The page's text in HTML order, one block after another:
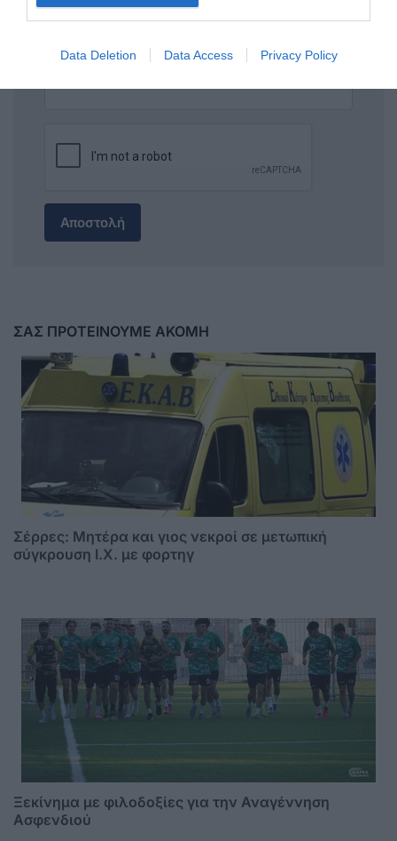
Data Deletion Data Access Privacy Policy
Αποστολή
ΣΑΣ ΠΡΟΤΕΙΝΟΥΜΕ ΑΚΟΜΗ
Σέρρες: Μητέρα και γιος νεκροί σε μετωπική
σύγκρουση Ι.Χ. με φορτηγ
Ξεκίνημα με φιλοδοξίες για την Αναγέννηση
Ασφενδιού